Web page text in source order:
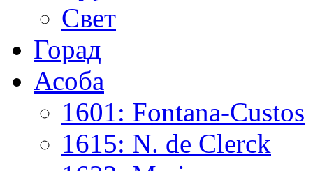
Свет
Горад
Асоба
1601: Fontana-Custos
1615: N. de Clerck